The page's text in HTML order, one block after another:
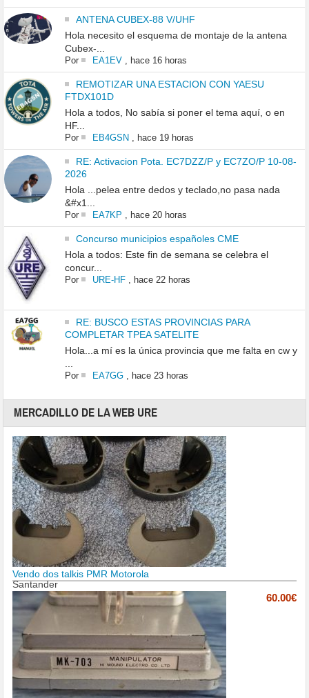
ANTENA CUBEX-88 V/UHF
Hola necesito el esquema de montaje de la antena
Cubex-...
Por EA1EV, hace 16 horas
REMOTIZAR UNA ESTACION CON YAESU
FTDX101D
Hola a todos, No sabía si poner el tema aquí, o en
HF...
Por EB4GSN, hace 19 horas
RE: Activacion Pota. EC7DZZ/P y EC7ZO/P 10-08-
2026
Hola ...pelea entre dedos y teclado,no pasa nada
&#x1...
Por EA7KP hace 20 horas
Concurso municipios españoles CME
Hola a todos: Este fin de semana se celebra el
concur...
Por URE-HF, hace 22 horas
RE: BUSCO ESTAS PROVINCIAS PARA
COMPLETAR TPEA SATELITE
Hola...a mí es la única provincia que me falta en cw y
Por EA7GG, hace 23 horas
MERCADILLO DE LA WEB URE
Vendo dos talkis PMR Motorola
Santander
60.00€